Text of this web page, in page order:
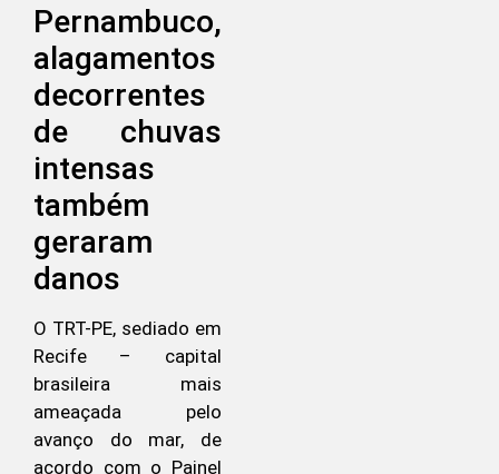
Pernambuco,
alagamentos
decorrentes
de chuvas
intensas
também
geraram
danos
O TRT-PE, sediado em
Recife – capital
brasileira mais
ameaçada pelo
avanço do mar, de
acordo com o Painel